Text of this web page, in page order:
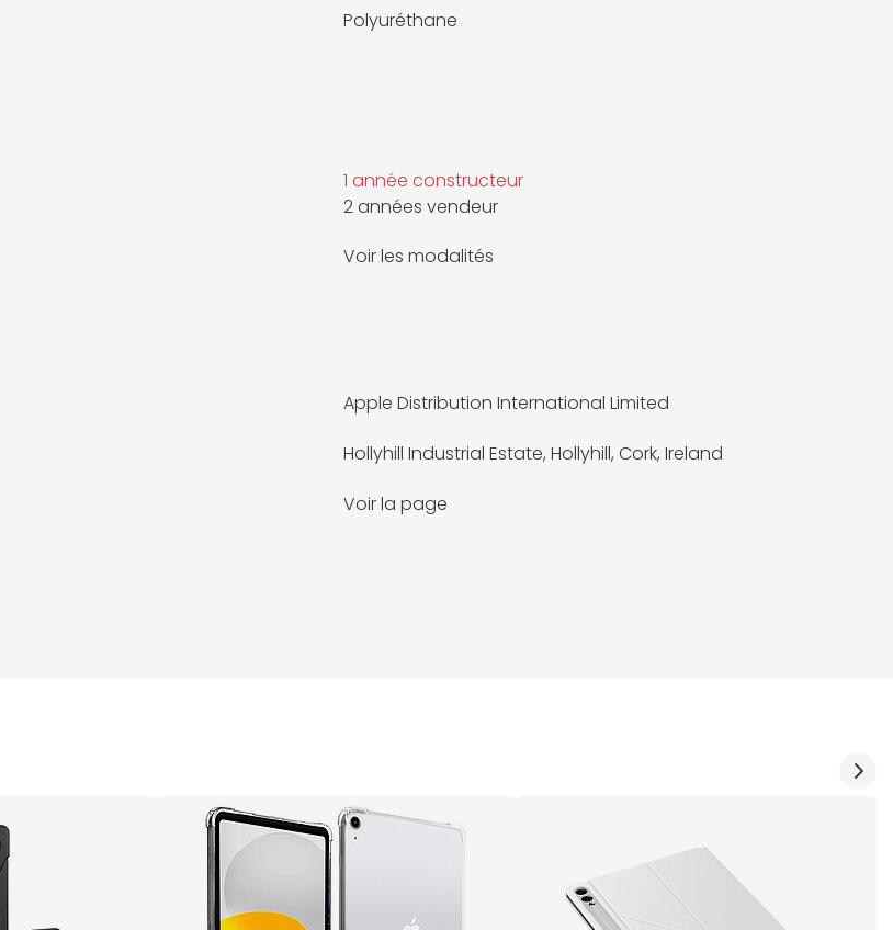
Polyuréthane
1 année constructeur
2 années vendeur
Voir les modalités
Apple Distribution International Limited
Hollyhill Industrial Estate, Hollyhill, Cork, Ireland
Voir la page